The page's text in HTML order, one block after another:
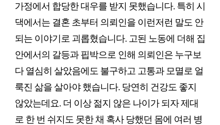
가정에서 합당한 대우를 받지 못했습니다. 특히 시
댁에서는 결혼 초부터 의뢰인을 이런저런 말도 안
되는 이야기로 괴롭혔습니다. 고된 노동에 더해 집
안에서의 갈등과 핍박으로 인해 의뢰인은 누구보
다 열심히 살았음에도 불구하고 고통과 모멸로 얼
룩진 삶을 살아야 했습니다. 당연히 건강도 좋지
않았는데요. 더 이상 젊지 않은 나이가 되자 제대
로 한 번 쉬지도 못한 채 혹사 당했던 몸에 여러 병